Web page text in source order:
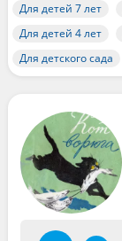
Для детей 7 лет
Для детей 4 лет
Для детского сада